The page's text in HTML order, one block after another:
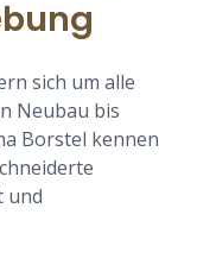
sich um alle
Neubau bis
Borstel kennen
und